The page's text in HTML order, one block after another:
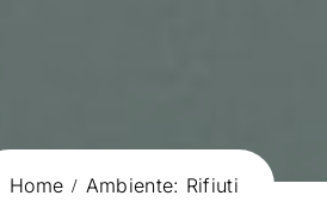
Home Ambiente: Rifiuti